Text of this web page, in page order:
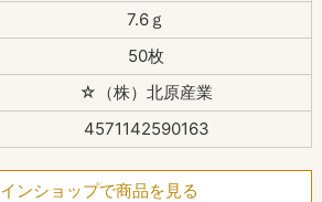
7.6ｇ
50枚
☆（株）北原産業
4571142590163
ンショップで商品を見る